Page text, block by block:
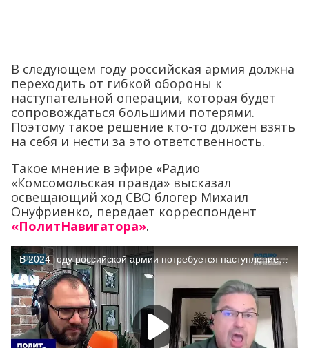
В следующем году российская армия должна
переходить от гибкой обороны к
наступательной операции, которая будет
сопровождаться большими потерями.
Поэтому такое решение кто-то должен взять
на себя и нести за это ответственность.
Такое мнение в эфире «Радио
«Комсомольская правда» высказал
освещающий ход СВО блогер Михаил
Онуфриенко, передает корреспондент
«ПолитНавигатора».